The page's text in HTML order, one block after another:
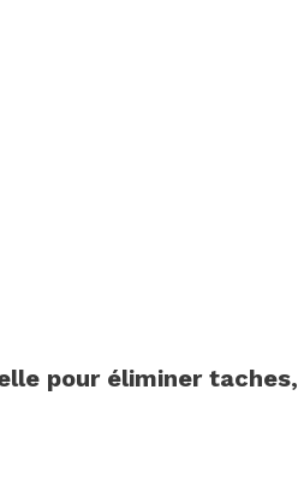
pour éliminer taches,